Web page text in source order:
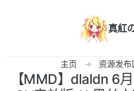
真紅
主页 资源发布
【MMD】dlaldn 6